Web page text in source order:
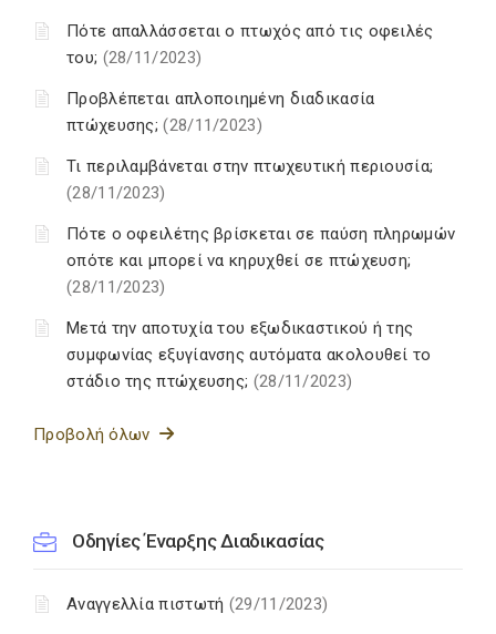
Πότε απαλλάσσεται ο πτωχός από τις οφειλές
του; (28/11/2023)
Προβλέπεται απλοποιημένη διαδικασία
πτώχευσης;(28/11/2023)
Τι περιλαμβάνεται στην πτωχευτική περιουσία;
(28/11/2023)
Πότε ο οφειλέτης βρίσκεται σε παύση πληρωμών
οπότε και μπορεί να κηρυχθεί σε πτώχευση;
(28/11/2023)
Μετά την αποτυχία του εξωδικαστικού ή της
συμφωνίας εξυγίανσης αυτόματα ακολουθεί το
στάδιο της πτώχευσης; (28/11/2023)
Προβολή όλων
Οδηγίες Έναρξης Διαδικασίας
Αναγγελλία πιστωτή (29/11/2023)